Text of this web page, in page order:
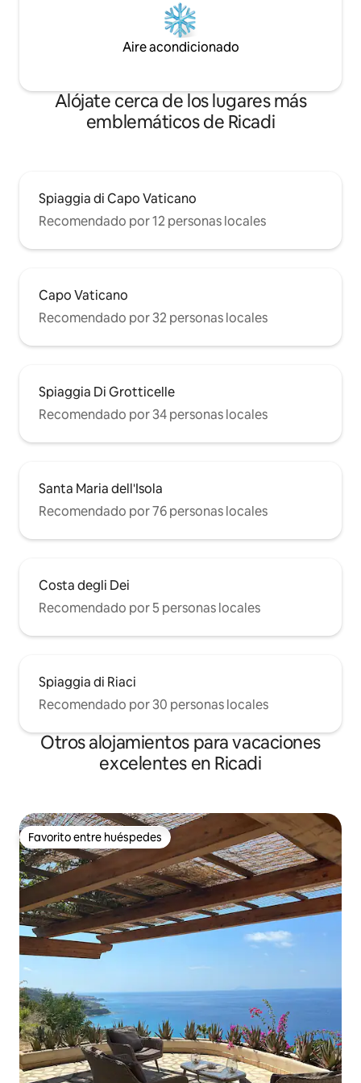
Aire acondicionado
Alójate cerca de los lugares más
emblemáticos de Ricadi
Spiaggia di Capo Vaticano
Recomendado por 12 personas locales
Capo Vaticano
Recomendado por 32 personas locales
Spiaggia Di Grotticelle
Recomendado por 34 personas locales
Santa Maria dell'Isola
Recomendado por 76 personas locales
Costa degli Dei
Recomendado por 5 personas locales
Spiaggia di Riaci
Recomendado por 30 personas locales
Otros alojamientos para vacaciones
excelentes en Ricadi
Favorito entre huéspedes
Favorito entre huéspedes